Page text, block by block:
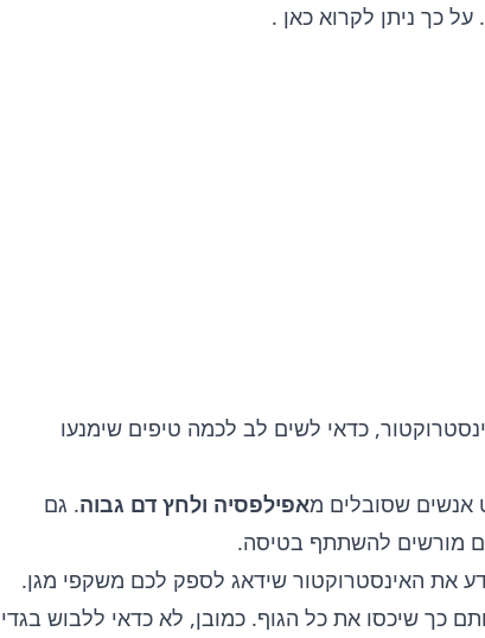
על כך ניתן לקרואכאן .
כדאי לשים לב לכמה טיפים שימנעו
אנשים שסובלים מאפילפסיה ולחץ דם גבוה. גם
מורשים להשתתף בטיסה.
את האינסטרוקטור שידאג לספק לכם משקפי מגן.
כך שיכסו את כל הגוף. כמובן, לא כדאי ללבוש